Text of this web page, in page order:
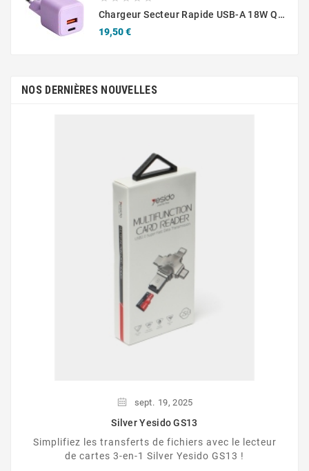
Chargeur Secteur Rapide USB-A 18W QC / USB-C 30W PD Compact GaN
19,50 €Prix
NOS DERNIÈRES NOUVELLES
sept. 19, 2025
Silver Yesido GS13
Simplifiez les transferts de fichiers avec le lecteur
de cartes 3-en-1 Silver Yesido GS13 !